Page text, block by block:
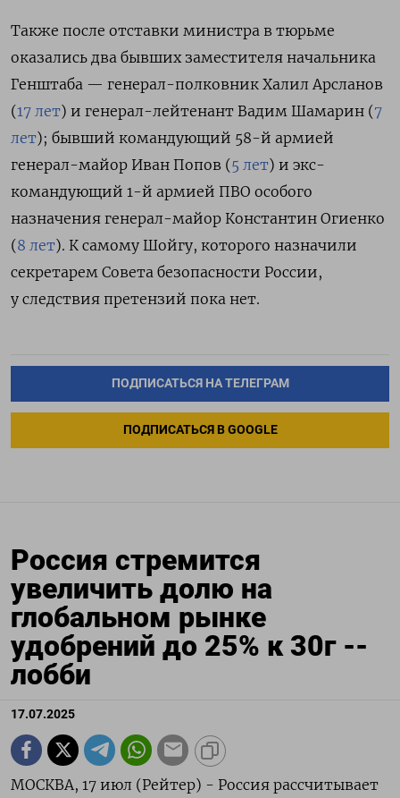
Также после отставки министра в тюрьме
оказались два бывших заместителя начальника
Генштаба — генерал-полковник Халил Арсланов
(17 лет) и генерал-лейтенант Вадим Шамарин (7
лет); бывший командующий 58-й армией
генерал-майор Иван Попов (5 лет) и экс-
командующий 1-й армией ПВО особого
назначения генерал-майор Константин Огиенко
(8 лет). К самому Шойгу, которого назначили
секретарем Совета безопасности России,
у следствия претензий пока нет.
ПОДПИСАТЬСЯ НА ТЕЛЕГРАМ
ПОДПИСАТЬСЯ В GOOGLE
Россия стремится
увеличить долю на
глобальном рынке
удобрений до 25% к 30г --
лобби
17.07.2025
МОСКВА, 17 июл (Рейтер) - Россия рассчитывает